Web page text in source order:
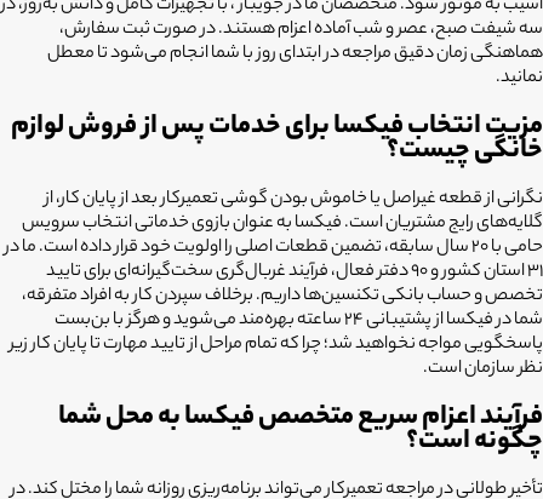
آسیب به موتور شود. متخصصان ما در جویبار ، با تجهیزات کامل و دانش به‌روز، در
سه شیفت صبح، عصر و شب آماده اعزام هستند. در صورت ثبت سفارش،
هماهنگی زمان دقیق مراجعه در ابتدای روز با شما انجام می‌شود تا معطل
نمانید.
مزیت انتخاب فیکسا برای خدمات پس از فروش لوازم
خانگی چیست؟
نگرانی از قطعه غیراصل یا خاموش بودن گوشی تعمیرکار بعد از پایان کار، از
گلایه‌های رایج مشتریان است. فیکسا به عنوان بازوی خدماتی انتخاب سرویس
حامی با ۲۰ سال سابقه، تضمین قطعات اصلی را اولویت خود قرار داده است. ما در
۳۱ استان کشور و ۹۰ دفتر فعال، فرآیند غربال‌گری سخت‌گیرانه‌ای برای تایید
تخصص و حساب بانکی تکنسین‌ها داریم. برخلاف سپردن کار به افراد متفرقه،
شما در فیکسا از پشتیبانی ۲۴ ساعته بهره‌مند می‌شوید و هرگز با بن‌بست
پاسخگویی مواجه نخواهید شد؛ چرا که تمام مراحل از تایید مهارت تا پایان کار زیر
نظر سازمان است.
فرآیند اعزام سریع متخصص فیکسا به محل شما
چگونه است؟
تأخیر طولانی در مراجعه تعمیرکار می‌تواند برنامه‌ریزی روزانه شما را مختل کند. در